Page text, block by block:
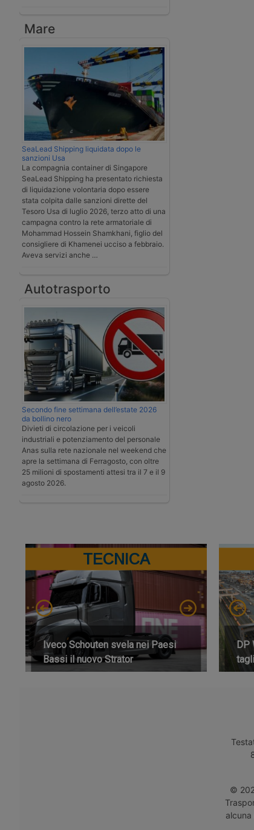
Mare
SeaLead Shipping liquidata dopo le
sanzioni Usa
La compagnia container di Singapore
SeaLead Shipping ha presentato richiesta
di liquidazione volontaria dopo essere
stata colpita dalle sanzioni dirette del
Tesoro Usa di luglio 2026, terzo atto di una
campagna contro la rete armatoriale di
Mohammad Hossein Shamkhani, figlio del
consigliere di Khamenei ucciso a febbraio.
Aveva servizi anche …
Autotrasporto
Secondo fine settimana dell’estate 2026
da bollino nero
Divieti di circolazione per i veicoli
industriali e potenziamento del personale
Anas sulla rete nazionale nel weekend che
apre la settimana di Ferragosto, con oltre
25 milioni di spostamenti attesi tra il 7 e il 9
agosto 2026.
TECNICA
Iveco Schouten svela nei Paesi
Bassi il nuovo Strator
DP
©